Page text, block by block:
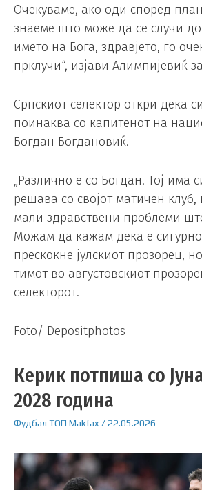
Очекуваме, ако оди според
знаеме што може да се случи до
името на Бога, здравјето, го
прклучи“, изјави Алимпијевиќ
Српскиот селектор откри дека
поинаква со капитенот на
Богдан Богдановиќ.
„Различно е со Богдан. Тој има
решава со својот матичен
мали здравствени проблеми
Можам да кажам дека е сигурно
прескокне јулскиот прозорец,
тимот во августовскиот
селекторот.
Foto/ Depositphotos
Керик потпиша со
2028 година
Фудбал ТОП Makfax/22.05.2026